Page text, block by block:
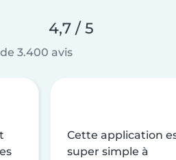
4,7 / 5
3.400 avis
Cette application
super simple à